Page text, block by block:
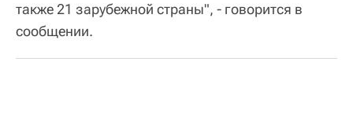
также 21 зарубежной страны", - говорится в
сообщении.